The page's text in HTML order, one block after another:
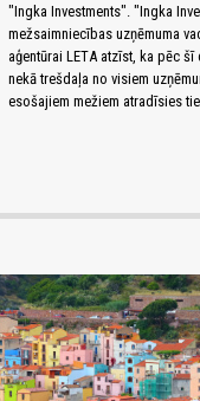
"Ingka Investments". "Ingka
mežsaimniecības uzņēmuma
aģentūrai LETA atzīst, ka pēc
nekā trešdaļa no visiem
esošajiem mežiem atradīsies